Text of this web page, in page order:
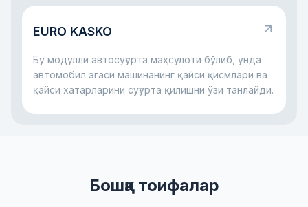
тўловлар жараёни ҳам ҳимояланган бўлишини
кўпинча суғурта ҳам бўлади: у машина билан
олувчи учун хатарни камайтиришга ёрдам
беради.
EURO KASKO
Бу модулли автосуғурта маҳсулоти бўлиб, унда
автомобил эгаси машинанинг қайси қисмлари ва
қайси хатарларини суғурта қилишни ўзи танлайди.
Бошқа тоифалар